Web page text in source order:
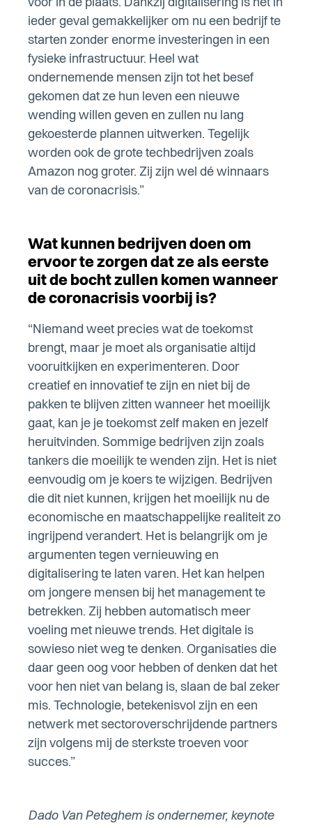
voor in de plaats. Dankzij digitalisering is het in
ieder geval gemakkelijker om nu een bedrijf te
starten zonder enorme investeringen in een
fysieke infrastructuur. Heel wat
ondernemende mensen zijn tot het besef
gekomen dat ze hun leven een nieuwe
wending willen geven en zullen nu lang
gekoesterde plannen uitwerken. Tegelijk
worden ook de grote techbedrijven zoals
Amazon nog groter. Zij zijn wel dé winnaars
van de coronacrisis.”
Wat kunnen bedrijven doen om
ervoor te zorgen dat ze als eerste
uit de bocht zullen komen wanneer
de coronacrisis voorbij is?
“Niemand weet precies wat de toekomst
brengt, maar je moet als organisatie altijd
vooruitkijken en experimenteren. Door
creatief en innovatief te zijn en niet bij de
pakken te blijven zitten wanneer het moeilijk
gaat, kan je je toekomst zelf maken en jezelf
heruitvinden. Sommige bedrijven zijn zoals
tankers die moeilijk te wenden zijn. Het is niet
eenvoudig om je koers te wijzigen. Bedrijven
die dit niet kunnen, krijgen het moeilijk nu de
economische en maatschappelijke realiteit zo
ingrijpend verandert. Het is belangrijk om je
argumenten tegen vernieuwing en
digitalisering te laten varen. Het kan helpen
om jongere mensen bij het management te
betrekken. Zij hebben automatisch meer
voeling met nieuwe trends. Het digitale is
sowieso niet weg te denken. Organisaties die
daar geen oog voor hebben of denken dat het
voor hen niet van belang is, slaan de bal zeker
mis. Technologie, betekenisvol zijn en een
netwerk met sectoroverschrijdende partners
zijn volgens mij de sterkste troeven voor
succes.”
Dado Van Peteghem is ondernemer, keynote